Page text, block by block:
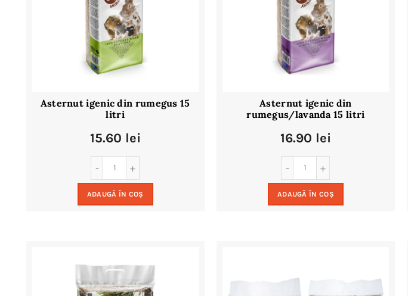
Asternut igenic din rumegus 15
litri
15.60 lei
ADAUGĂ ÎN COȘ
Asternut igenic din
rumegus/lavanda 15 litri
16.90 lei
ADAUGĂ ÎN COȘ